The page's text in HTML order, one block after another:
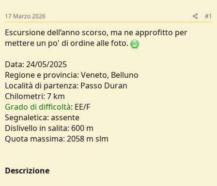
D
i
s
u
s
i
o
n
e
z
i
17 Marzo 2026 #1
Escursione dell’anno scorso, ma ne approfitto per
mettere un po' di ordine alle foto.
Data: 24/05/2025
Regione e provincia: Veneto, Belluno
Località di partenza: Passo Duran
Chilometri: 7 km
Grado di difficoltà: EE/F
Segnaletica: assente
Dislivello in salita: 600 m
Quota massima: 2058 m slm
Descrizione